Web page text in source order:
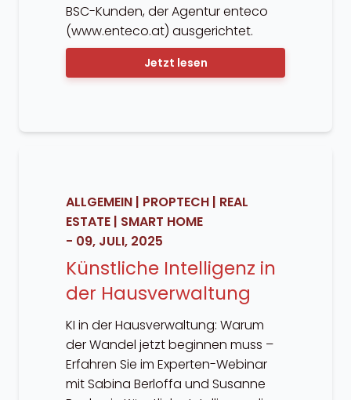
BSC-Kunden, der Agentur enteco
(www.enteco.at) ausgerichtet.
Jetzt lesen
ALLGEMEIN| PROPTECH| REAL
ESTATE| SMART HOME
- 09, JULI, 2025
Künstliche Intelligenz in
der Hausverwaltung
KI in der Hausverwaltung: Warum
der Wandel jetzt beginnen muss –
Erfahren Sie im Experten-Webinar
mit Sabina Berloffa und Susanne